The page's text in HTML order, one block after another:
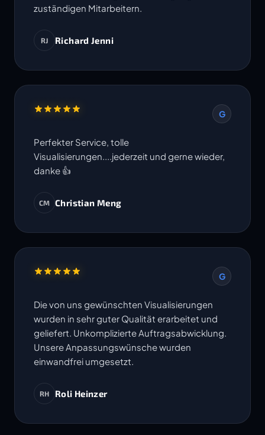
zuständigen Mitarbeitern.
RJ Richard Jenni
G
Perfekter Service, tolle
Visualisierungen....jederzeit und gerne wieder,
danke 👍
CM Christian Meng
G
Die von uns gewünschten Visualisierungen
wurden in sehr guter Qualität erarbeitet und
geliefert. Unkomplizierte Auftragsabwicklung.
Unsere Anpassungswünsche wurden
einwandfrei umgesetzt.
RH Roli Heinzer